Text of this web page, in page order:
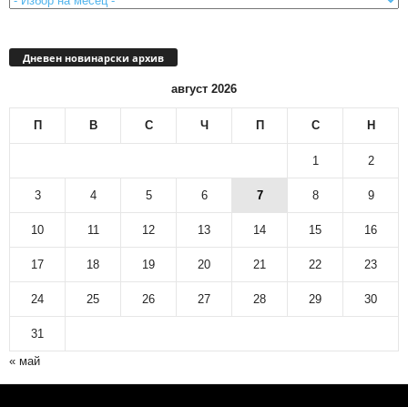
Дневен новинарски архив
август 2026
П В С Ч П С Н
1 2
3 4 5 6 7 8 9
10 11 12 13 14 15 16
17 18 19 20 21 22 23
24 25 26 27 28 29 30
31
« май